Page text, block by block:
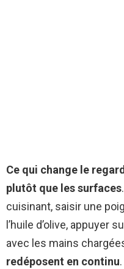
Ce qui change le
plutôt que les surfaces
cuisinant, saisir une
l’huile d’olive, appuyer
avec les mains
redéposent en continu